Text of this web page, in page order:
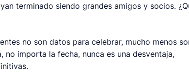
terminado siendo grandes amigos y socios.
no son datos para celebrar, mucho menos
importa la fecha, nunca es una desventaja,